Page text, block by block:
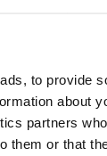
to provide
about
partners
them or that